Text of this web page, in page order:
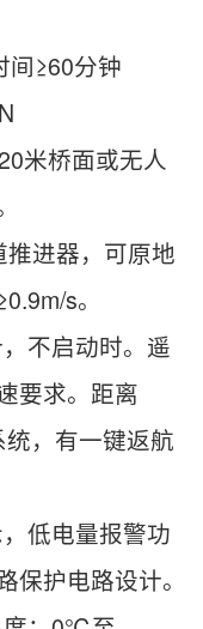
≥60分钟
米桥面或无人
进器，可原地
s。
不启动时。遥
要求。距离
，有一键返航
低电量报警功
护电路设计。